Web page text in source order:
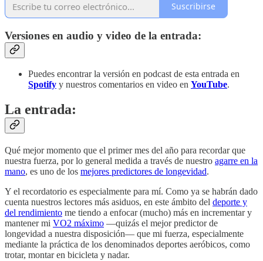
Suscribirse
Versiones en audio y video de la entrada:
Puedes encontrar la versión en podcast de esta entrada en
Spotify y nuestros comentarios en video en YouTube.
La entrada:
Qué mejor momento que el primer mes del año para recordar que
nuestra fuerza, por lo general medida a través de nuestro agarre en la
mano, es uno de los mejores predictores de longevidad.
Y el recordatorio es especialmente para mí. Como ya se habrán dado
cuenta nuestros lectores más asiduos, en este ámbito del deporte y
del rendimiento me tiendo a enfocar (mucho) más en incrementar y
mantener mi VO2 máximo —quizás el mejor predictor de
longevidad a nuestra disposición— que mi fuerza, especialmente
mediante la práctica de los denominados deportes aeróbicos, como
trotar, montar en bicicleta y nadar.